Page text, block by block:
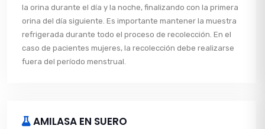
la orina durante el día y la noche, finalizando con la primera
orina del día siguiente. Es importante mantener la muestra
refrigerada durante todo el proceso de recolección. En el
caso de pacientes mujeres, la recolección debe realizarse
fuera del período menstrual.
AMILASA EN SUERO